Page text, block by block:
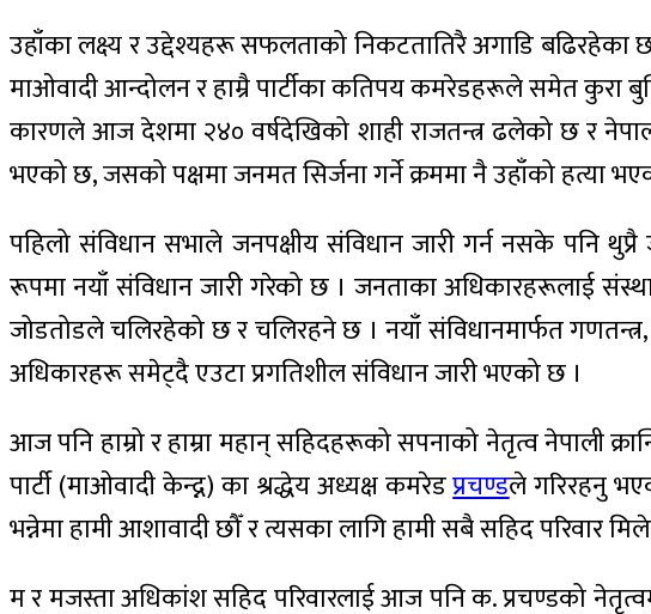
उहाँका लक्ष्य र उद्देश्यहरू सफलताको निकटतातिरै अगाडि बढिरहेका
माओवादी आन्दोलन र हाम्रै पार्टीका कतिपय कमरेडहरूले समेत
कारणले आज देशमा २४० वर्षदेखिको शाही राजतन्त्र ढलेको छ र
भएको छ, जसको पक्षमा जनमत सिर्जना गर्ने क्रममा नै उहाँको हत्या
पहिलो संविधान सभाले जनपक्षीय संविधान जारी गर्न नसके पनि
रूपमा नयाँ संविधान जारी गरेको छ । जनताका अधिकारहरूलाई
जोडतोडले चलिरहेको छ र चलिरहने छ । नयाँ संविधानमार्फत
अधिकारहरू समेट्दै एउटा प्रगतिशील संविधान जारी भएको छ ।
आज पनि हाम्रो र हाम्रा महान् सहिदहरूको सपनाको नेतृत्व नेपाली
पार्टी (माओवादी केन्द्न) का श्रद्धेय अध्यक्ष कमरेडप्रचण्डले गरिरहनु
भन्नेमा हामी आशावादी छौँ र त्यसका लागि हामी सबै सहिद परिवार
म र मजस्ता अधिकांश सहिद परिवारलाई आज पनि क. प्रचण्डको